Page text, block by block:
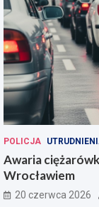
POLICJA
Awaria
Wrocławiem
20 czerwca 2026